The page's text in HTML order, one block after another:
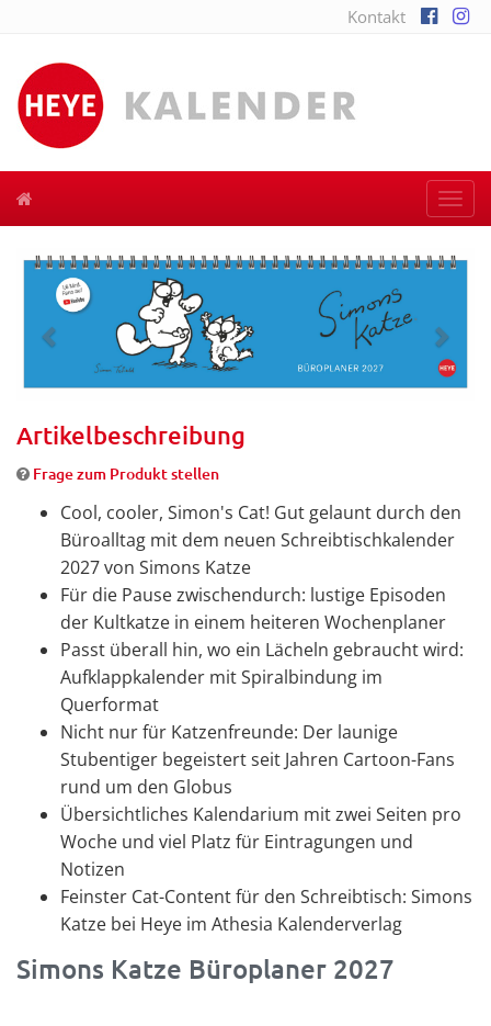
Kontakt
Previous Next
Artikelbeschreibung
Frage zum Produkt stellen
Cool, cooler, Simon's Cat! Gut gelaunt durch den
Büroalltag mit dem neuen Schreibtischkalender
2027 von Simons Katze
Für die Pause zwischendurch: lustige Episoden
der Kultkatze in einem heiteren Wochenplaner
Passt überall hin, wo ein Lächeln gebraucht wird:
Aufklappkalender mit Spiralbindung im
Querformat
Nicht nur für Katzenfreunde: Der launige
Stubentiger begeistert seit Jahren Cartoon-Fans
rund um den Globus
Übersichtliches Kalendarium mit zwei Seiten pro
Woche und viel Platz für Eintragungen und
Notizen
Feinster Cat-Content für den Schreibtisch: Simons
Katze bei Heye im Athesia Kalenderverlag
Simons Katze Büroplaner 2027